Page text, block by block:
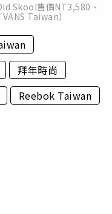
Skool售價NT3,580、
Taiwan）
拜年時尚
Reebok Taiwan